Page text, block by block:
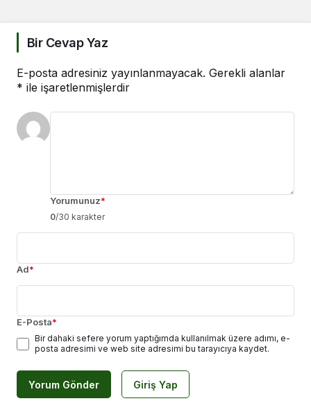
Bir Cevap Yaz
E-posta adresiniz yayınlanmayacak. Gerekli alanlar
* ile işaretlenmişlerdir
Yorumunuz*
0/30 karakter
Ad*
E-Posta*
Bir dahaki sefere yorum yaptığımda kullanılmak üzere adımı, e-
posta adresimi ve web site adresimi bu tarayıcıya kaydet.
Yorum Gönder Giriş Yap